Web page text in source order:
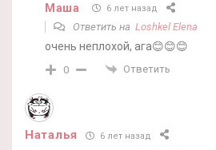
Маша 6 лет назад
Ответить на Loshkel Elena
очень неплохой, ага😊😊😊
0 Ответить
Наталья 6 лет назад